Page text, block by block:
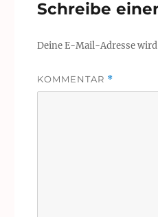
Schreibe
Deine E-Mail-Adresse
KOMMENTAR *